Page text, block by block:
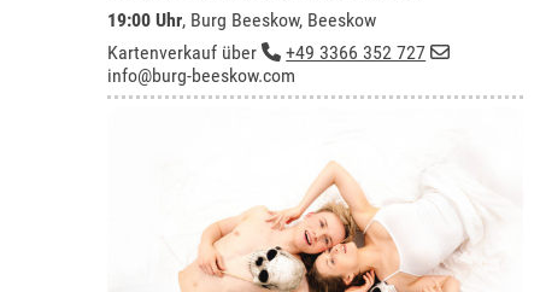
19:00 Uhr, Burg Beeskow, Beeskow
Kartenverkauf über
+49 3366 352 727
info@burg-beeskow.com